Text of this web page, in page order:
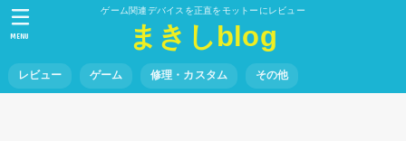
ゲーム関連デバイスを正直をモットーにレビュー
まきしblog
レビュー ゲーム 修理・カスタム その他
MENU